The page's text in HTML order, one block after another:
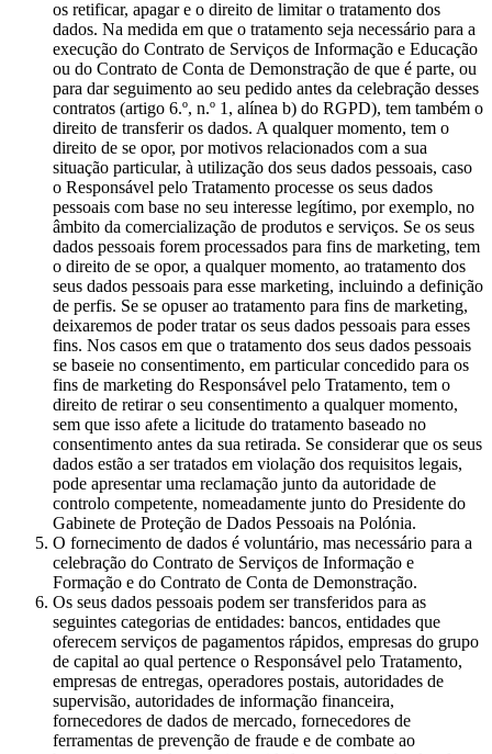
os retificar, apagar e o direito de limitar o tratamento dos
dados. Na medida em que o tratamento seja necessário para a
execução do Contrato de Serviços de Informação e Educação
ou do Contrato de Conta de Demonstração de que é parte, ou
para dar seguimento ao seu pedido antes da celebração desses
contratos (artigo 6.º, n.º 1, alínea b) do RGPD), tem também o
direito de transferir os dados. A qualquer momento, tem o
direito de se opor, por motivos relacionados com a sua
situação particular, à utilização dos seus dados pessoais, caso
o Responsável pelo Tratamento processe os seus dados
pessoais com base no seu interesse legítimo, por exemplo, no
âmbito da comercialização de produtos e serviços. Se os seus
dados pessoais forem processados para fins de marketing, tem
o direito de se opor, a qualquer momento, ao tratamento dos
seus dados pessoais para esse marketing, incluindo a definição
de perfis. Se se opuser ao tratamento para fins de marketing,
deixaremos de poder tratar os seus dados pessoais para esses
fins. Nos casos em que o tratamento dos seus dados pessoais
se baseie no consentimento, em particular concedido para os
fins de marketing do Responsável pelo Tratamento, tem o
direito de retirar o seu consentimento a qualquer momento,
sem que isso afete a licitude do tratamento baseado no
consentimento antes da sua retirada. Se considerar que os seus
dados estão a ser tratados em violação dos requisitos legais,
pode apresentar uma reclamação junto da autoridade de
controlo competente, nomeadamente junto do Presidente do
Gabinete de Proteção de Dados Pessoais na Polónia.
O fornecimento de dados é voluntário, mas necessário para a
celebração do Contrato de Serviços de Informação e
Formação e do Contrato de Conta de Demonstração.
Os seus dados pessoais podem ser transferidos para as
seguintes categorias de entidades: bancos, entidades que
oferecem serviços de pagamentos rápidos, empresas do grupo
de capital ao qual pertence o Responsável pelo Tratamento,
empresas de entregas, operadores postais, autoridades de
supervisão, autoridades de informação financeira,
fornecedores de dados de mercado, fornecedores de
ferramentas de prevenção de fraude e de combate ao